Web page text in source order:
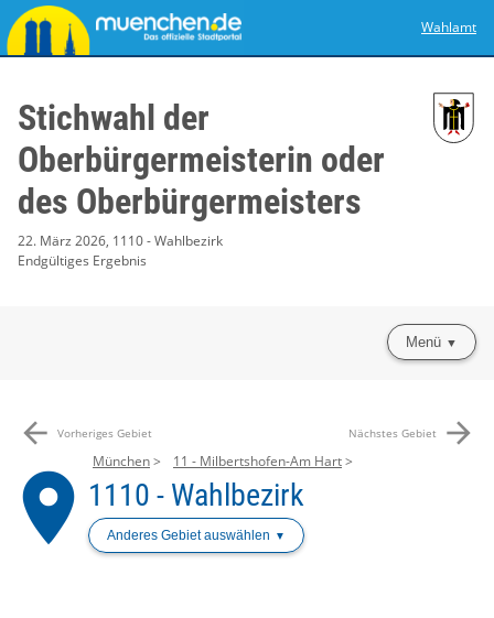
Wahlamt
Stichwahl der
Oberbürgermeisterin oder
des Oberbürgermeisters
22. März 2026, 1110 - Wahlbezirk
Endgültiges Ergebnis
Menü
arrow_back Vorheriges Gebiet Nächstes Gebiet arrow_forward
place
München 11 - Milbertshofen-Am Hart
1110 - Wahlbezirk
Anderes Gebiet auswählen